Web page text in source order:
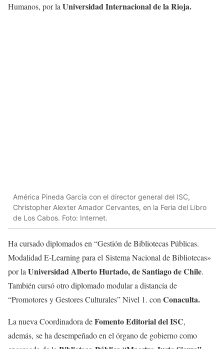
Humanos, por la Universidad Internacional de la Rioja.
América Pineda García con el director general del ISC,
Christopher Alexter Amador Cervantes, en la Feria del Libro
de Los Cabos. Foto: Internet.
Ha cursado diplomados en “Gestión de Bibliotecas Públicas.
Modalidad E-Learning para el Sistema Nacional de Bibliotecas»
por la Universidad Alberto Hurtado, de Santiago de Chile.
También cursó otro diplomado modular a distancia de
“Promotores y Gestores Culturales” Nivel 1. con Conaculta.
La nueva Coordinadora deFomento Editorial del ISC,
además, se ha desempeñado en el órgano de gobierno como